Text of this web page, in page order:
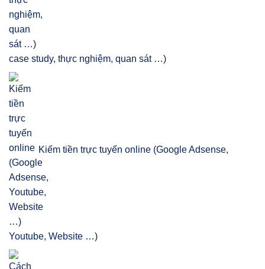
case study, thực nghiệm, quan sát …)
Kiếm tiền trực tuyến online (Google Adsense,
Youtube, Website …)